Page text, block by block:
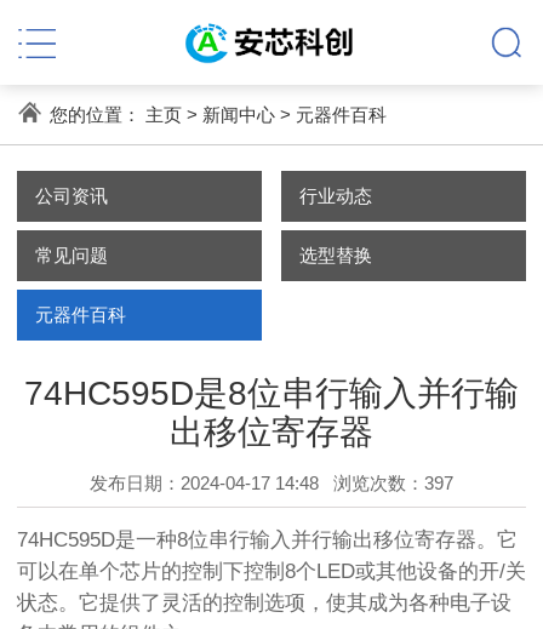
您的位置： 主页> 新闻中心> 元器件百科
公司资讯 行业动态
常见问题 选型替换
元器件百科
74HC595D是8位串行输入并行输
出移位寄存器
发布日期：2024-04-17 14:48 浏览次数：397
74HC595D是一种8位串行输入并行输出移位寄存器。它
可以在单个芯片的控制下控制8个LED或其他设备的开/关
状态。它提供了灵活的控制选项，使其成为各种电子设